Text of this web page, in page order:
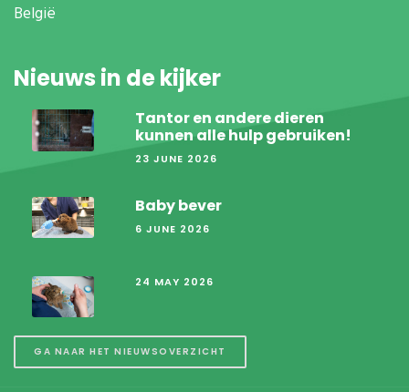
België
Nieuws in de kijker
Tantor en andere dieren
kunnen alle hulp gebruiken!
23 JUNE 2026
Baby bever
6 JUNE 2026
24 MAY 2026
GA NAAR HET NIEUWSOVERZICHT